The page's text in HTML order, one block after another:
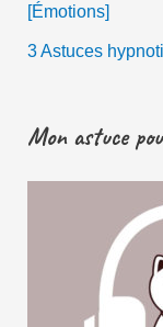
[Émotions]
3 Astuces
Mon astuce